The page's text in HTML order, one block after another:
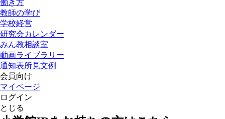
働き方
教師の学び
学校経営
研究会カレンダー
みん教相談室
動画ライブラリー
通知表所見文例
会員向け
マイページ
ログイン
とじる